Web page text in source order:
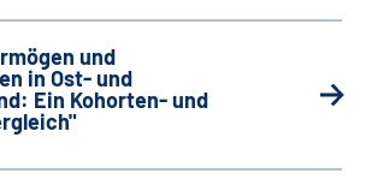
und
in Ost- und
Ein Kohorten- und